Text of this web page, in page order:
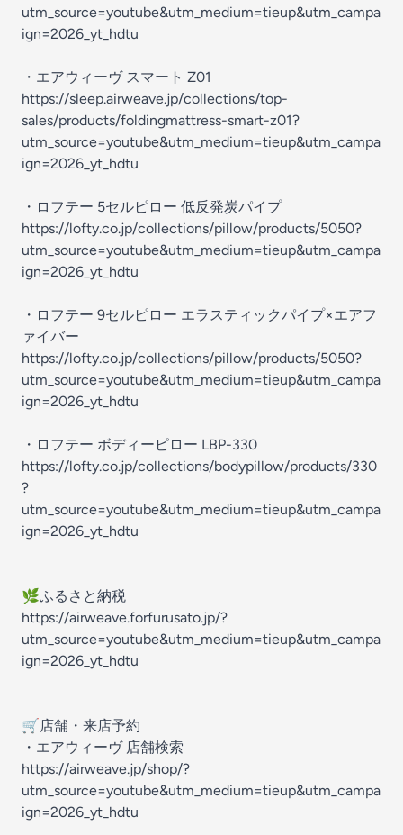
utm_source=youtube&utm_medium=tieup&utm_campa
ign=2026_yt_hdtu
・エアウィーヴ スマート Z01
https://sleep.airweave.jp/collections/top-
sales/products/foldingmattress-smart-z01?
utm_source=youtube&utm_medium=tieup&utm_campa
ign=2026_yt_hdtu
・ロフテー 5セルピロー 低反発炭パイプ
https://lofty.co.jp/collections/pillow/products/5050?
utm_source=youtube&utm_medium=tieup&utm_campa
ign=2026_yt_hdtu
・ロフテー 9セルピロー エラスティックパイプ×エアフ
ァイバー
https://lofty.co.jp/collections/pillow/products/5050?
utm_source=youtube&utm_medium=tieup&utm_campa
ign=2026_yt_hdtu
・ロフテー ボディーピロー LBP-330
https://lofty.co.jp/collections/bodypillow/products/330
?
utm_source=youtube&utm_medium=tieup&utm_campa
ign=2026_yt_hdtu
🌿ふるさと納税
https://airweave.forfurusato.jp/?
utm_source=youtube&utm_medium=tieup&utm_campa
ign=2026_yt_hdtu
🛒店舗・来店予約
・エアウィーヴ 店舗検索
https://airweave.jp/shop/?
utm_source=youtube&utm_medium=tieup&utm_campa
ign=2026_yt_hdtu